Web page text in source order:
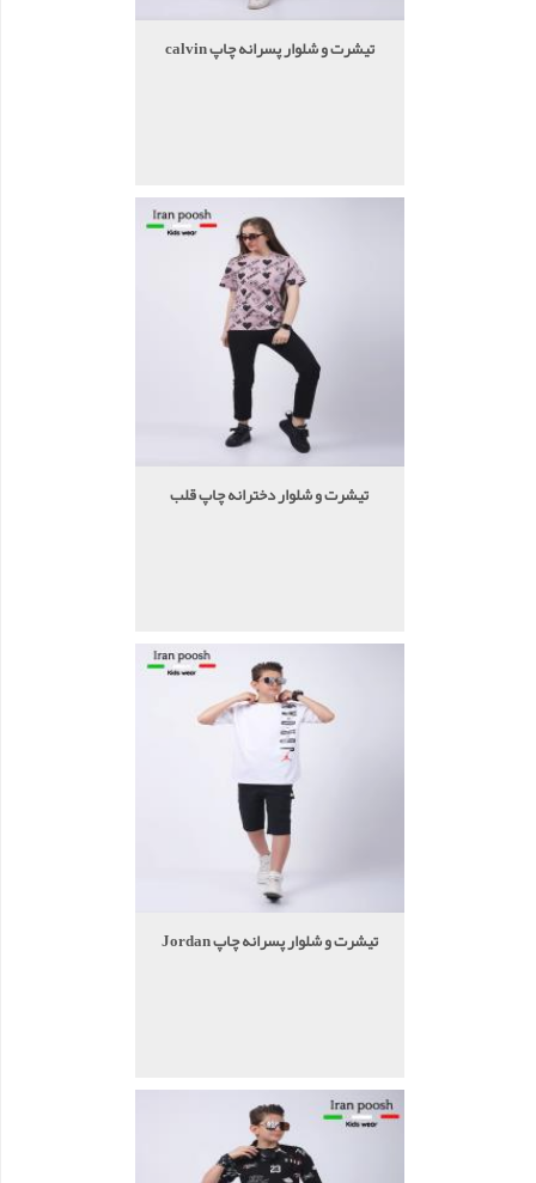
تیشرت و شلوار پسرانه چاپ calvin
تیشرت و شلوار دخترانه چاپ قلب
تیشرت و شلوار پسرانه چاپ Jordan